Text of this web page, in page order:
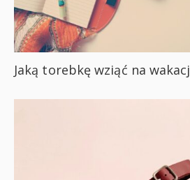
Jaką torebkę wziąć na